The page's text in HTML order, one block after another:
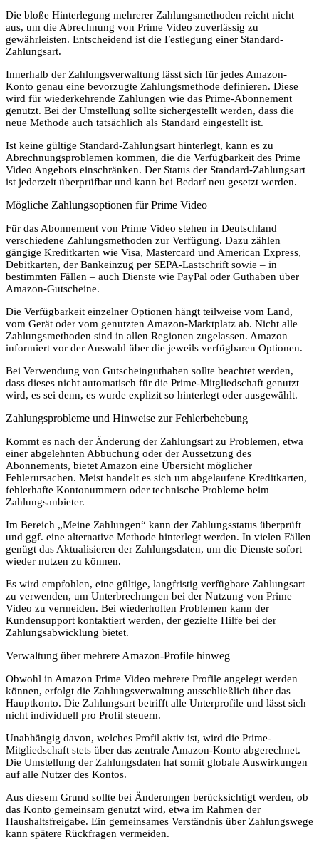
Die bloße Hinterlegung mehrerer Zahlungsmethoden reicht nicht
aus, um die Abrechnung von Prime Video zuverlässig zu
gewährleisten. Entscheidend ist die Festlegung einer Standard-
Zahlungsart.
Innerhalb der Zahlungsverwaltung lässt sich für jedes Amazon-
Konto genau eine bevorzugte Zahlungsmethode definieren. Diese
wird für wiederkehrende Zahlungen wie das Prime-Abonnement
genutzt. Bei der Umstellung sollte sichergestellt werden, dass die
neue Methode auch tatsächlich als Standard eingestellt ist.
Ist keine gültige Standard-Zahlungsart hinterlegt, kann es zu
Abrechnungsproblemen kommen, die die Verfügbarkeit des Prime
Video Angebots einschränken. Der Status der Standard-Zahlungsart
ist jederzeit überprüfbar und kann bei Bedarf neu gesetzt werden.
Mögliche Zahlungsoptionen für Prime Video
Für das Abonnement von Prime Video stehen in Deutschland
verschiedene Zahlungsmethoden zur Verfügung. Dazu zählen
gängige Kreditkarten wie Visa, Mastercard und American Express,
Debitkarten, der Bankeinzug per SEPA-Lastschrift sowie – in
bestimmten Fällen – auch Dienste wie PayPal oder Guthaben über
Amazon-Gutscheine.
Die Verfügbarkeit einzelner Optionen hängt teilweise vom Land,
vom Gerät oder vom genutzten Amazon-Marktplatz ab. Nicht alle
Zahlungsmethoden sind in allen Regionen zugelassen. Amazon
informiert vor der Auswahl über die jeweils verfügbaren Optionen.
Bei Verwendung von Gutscheinguthaben sollte beachtet werden,
dass dieses nicht automatisch für die Prime-Mitgliedschaft genutzt
wird, es sei denn, es wurde explizit so hinterlegt oder ausgewählt.
Zahlungsprobleme und Hinweise zur Fehlerbehebung
Kommt es nach der Änderung der Zahlungsart zu Problemen, etwa
einer abgelehnten Abbuchung oder der Aussetzung des
Abonnements, bietet Amazon eine Übersicht möglicher
Fehlerursachen. Meist handelt es sich um abgelaufene Kreditkarten,
fehlerhafte Kontonummern oder technische Probleme beim
Zahlungsanbieter.
Im Bereich „Meine Zahlungen“ kann der Zahlungsstatus überprüft
und ggf. eine alternative Methode hinterlegt werden. In vielen Fällen
genügt das Aktualisieren der Zahlungsdaten, um die Dienste sofort
wieder nutzen zu können.
Es wird empfohlen, eine gültige, langfristig verfügbare Zahlungsart
zu verwenden, um Unterbrechungen bei der Nutzung von Prime
Video zu vermeiden. Bei wiederholten Problemen kann der
Kundensupport kontaktiert werden, der gezielte Hilfe bei der
Zahlungsabwicklung bietet.
Verwaltung über mehrere Amazon-Profile hinweg
Obwohl in Amazon Prime Video mehrere Profile angelegt werden
können, erfolgt die Zahlungsverwaltung ausschließlich über das
Hauptkonto. Die Zahlungsart betrifft alle Unterprofile und lässt sich
nicht individuell pro Profil steuern.
Unabhängig davon, welches Profil aktiv ist, wird die Prime-
Mitgliedschaft stets über das zentrale Amazon-Konto abgerechnet.
Die Umstellung der Zahlungsdaten hat somit globale Auswirkungen
auf alle Nutzer des Kontos.
Aus diesem Grund sollte bei Änderungen berücksichtigt werden, ob
das Konto gemeinsam genutzt wird, etwa im Rahmen der
Haushaltsfreigabe. Ein gemeinsames Verständnis über Zahlungswege
kann spätere Rückfragen vermeiden.